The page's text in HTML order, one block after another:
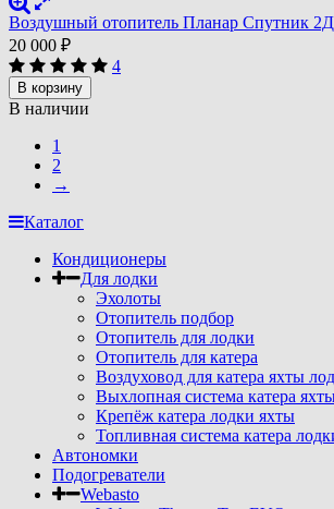
Воздушный отопитель Планар Спутник
20 000 ₽
4
В корзину
В наличии
1
2
→
Каталог
Кондиционеры
Для лодки
Эхолоты
Отопитель подбор
Отопитель для лодки
Отопитель для катера
Воздуховод для катера яхты
Выхлопная система катера
Крепёж катера лодки яхты
Топливная система катера
Автономки
Подогреватели
Webasto